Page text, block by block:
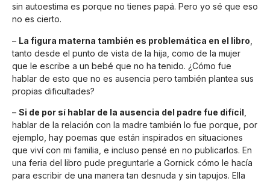
sin autoestima es porque no tienes papá. Pero yo sé que eso
no es cierto.
– La figura materna también es problemática en el libro
tanto desde el punto de vista de la hija, como de la mujer
que le escribe a un bebé que no ha tenido. ¿Cómo fue
hablar de esto que no es ausencia pero también plantea sus
propias dificultades?
– Si de por sí hablar de la ausencia del padre fue difícil
hablar de la relación con la madre también lo fue porque, por
ejemplo, hay poemas que están inspirados en situaciones
que viví con mi familia, e incluso pensé en no publicarlos. En
una feria del libro pude preguntarle a Gornick cómo le hacía
para escribir de una manera tan desnuda y sin tapujos. Ella